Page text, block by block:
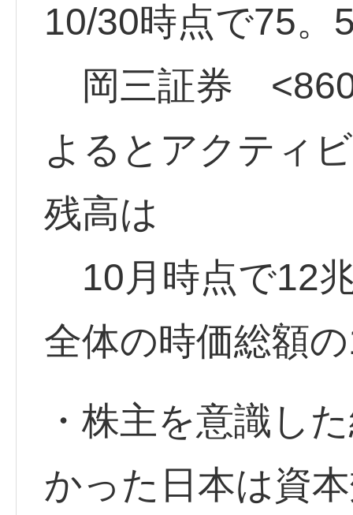
10/30時点で75。
岡三証券
よるとアクティ
残高は
10月時点で12
全体の時価総額
・株主を意識し
かった日本は資